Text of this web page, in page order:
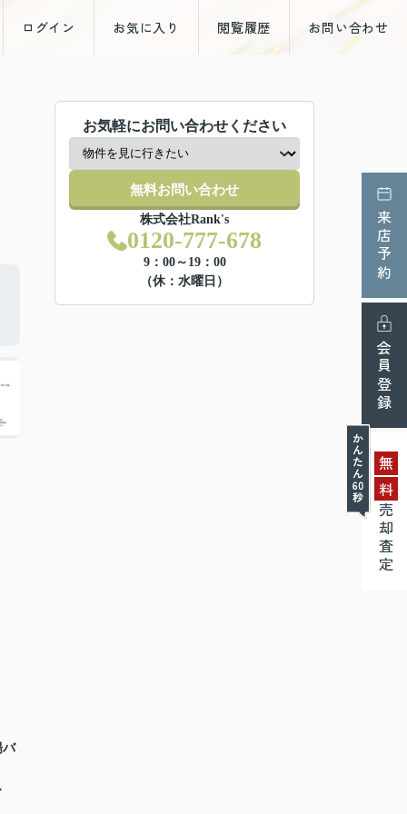
ログイン お気に入り 閲覧履歴 お問い合わせ
来店予約
会員登録
無
料
売却査定
バ
お気軽にお問い合わせください
無料お問い合わせ
株式会社Rank's
0120-777-678
9：00～19：00
（休：水曜日）